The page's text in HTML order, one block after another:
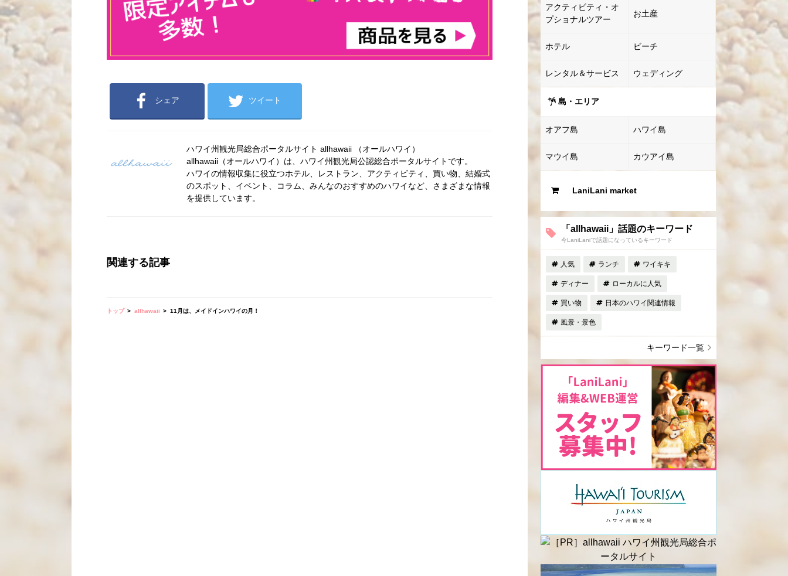
シェア ツイート
ハワイ州観光局総合ポータルサイト allhawaii （オールハワイ）
allhawaii（オールハワイ）は、ハワイ州観光局公認総合ポータルサイトです。
ハワイの情報収集に役立つホテル、レストラン、アクティビティ、買い物、結婚式
のスポット、イベント、コラム、みんなのおすすめのハワイなど、さまざまな情報
を提供しています。
関連する記事
トップ allhawaii 11月は、メイドインハワイの月！
アクティビティ・オ
プショナルツアー
お土産
ホテル ビーチ
レンタル＆サービス ウェディング
島・エリア
オアフ島 ハワイ島
マウイ島 カウアイ島
LaniLani market
「allhawaii」話題のキーワード
今LaniLaniで話題になっているキーワード
人気 ランチ ワイキキ
ディナー ローカルに人気
買い物 日本のハワイ関連情報
風景・景色
キーワード一覧